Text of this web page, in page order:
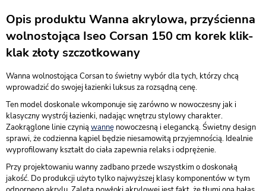
Opis produktu Wanna akrylowa, przyścienna
wolnostojąca Iseo Corsan 150 cm korek klik-
klak złoty szczotkowany
Wanna wolnostojąca Corsan to świetny wybór dla tych, którzy chcą
wprowadzić do swojej łazienki luksus za rozsądną cenę.
Ten model doskonale wkomponuje się zarówno w nowoczesny jak i
klasyczny wystrój łazienki, nadając wnętrzu stylowy charakter.
Zaokrąglone linie czynią wannę nowoczesną i elegancką. Świetny design
sprawi, że codzienna kąpiel będzie niesamowitą przyjemnością. Idealnie
wyprofilowany kształt do ciała zapewnia relaks i odprężenie.
Przy projektowaniu wanny zadbano przede wszystkim o doskonałą
jakość. Do produkcji użyto tylko najwyższej klasy komponentów w tym